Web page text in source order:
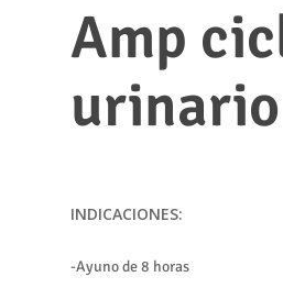
Amp
urinario
INDICACIONES:
-Ayuno de 8 horas